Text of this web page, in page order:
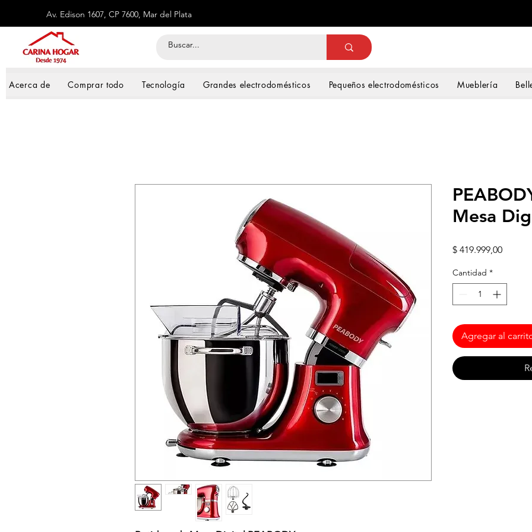
Av. Edison 1607, CP 7600, Mar del Plata
Acerca de Comprar todo Tecnología Grandes electrodomésticos Pequeños electrodomésticos Mueblería
Mesa
$ 419.999,00Precio
Cantidad *
Agregar al